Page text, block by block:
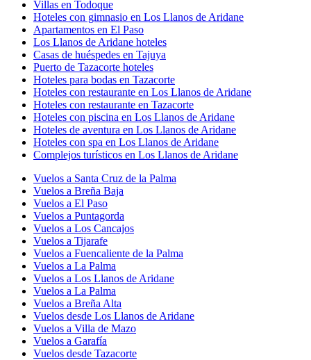
Villas en Todoque
Hoteles con gimnasio en Los Llanos de Aridane
Apartamentos en El Paso
Los Llanos de Aridane hoteles
Casas de huéspedes en Tajuya
Puerto de Tazacorte hoteles
Hoteles para bodas en Tazacorte
Hoteles con restaurante en Los Llanos de Aridane
Hoteles con restaurante en Tazacorte
Hoteles con piscina en Los Llanos de Aridane
Hoteles de aventura en Los Llanos de Aridane
Hoteles con spa en Los Llanos de Aridane
Complejos turísticos en Los Llanos de Aridane
Vuelos a Santa Cruz de la Palma
Vuelos a Breña Baja
Vuelos a El Paso
Vuelos a Puntagorda
Vuelos a Los Cancajos
Vuelos a Tijarafe
Vuelos a Fuencaliente de la Palma
Vuelos a La Palma
Vuelos a Los Llanos de Aridane
Vuelos a La Palma
Vuelos a Breña Alta
Vuelos desde Los Llanos de Aridane
Vuelos a Villa de Mazo
Vuelos a Garafía
Vuelos desde Tazacorte